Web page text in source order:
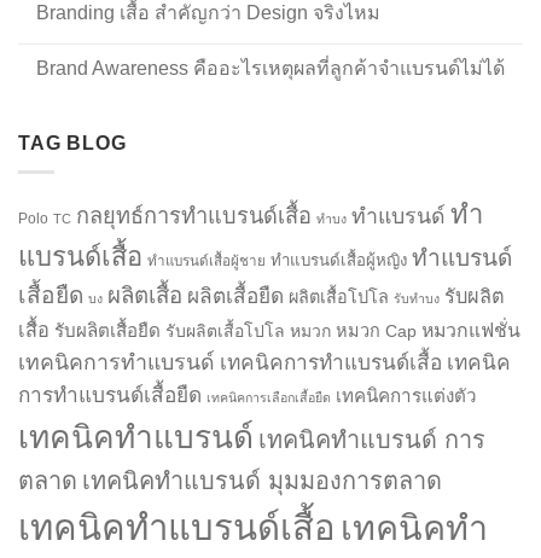
Branding เสื้อ สำคัญกว่า Design จริงไหม
Brand Awareness คืออะไรเหตุผลที่ลูกค้าจำแบรนด์ไม่ได้
TAG BLOG
Polo TC กลยุทธ์การทำแบรนด์เสื้อ ทำบง ทำแบรนด์ ทำ
แบรนด์เสื้อ ทำแบรนด์เสื้อผู้ชาย ทำแบรนด์เสื้อผู้หญิง ทำแบรนด์
เสื้อยืด บง ผลิตเสื้อ ผลิตเสื้อยืด ผลิตเสื้อโปโล รับทำบง รับผลิต
เสื้อ รับผลิตเสื้อยืด รับผลิตเสื้อโปโล หมวก หมวก Cap หมวกแฟชั่น
เทคนิคการทำแบรนด์ เทคนิคการทำแบรนด์เสื้อ เทคนิค
การทำแบรนด์เสื้อยืด เทคนิคการเลือกเสื้อยืด เทคนิคการแต่งตัว
เทคนิคทำแบรนด์ เทคนิคทำแบรนด์ การ
ตลาด เทคนิคทำแบรนด์ มุมมองการตลาด
เทคนิคทำแบรนด์เสื้อ เทคนิคทำ